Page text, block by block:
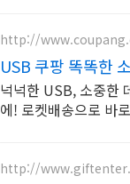
http://
USB 쿠팡 똑똑한
넉넉한 USB, 소중한
에! 로켓배송으로 바
http://